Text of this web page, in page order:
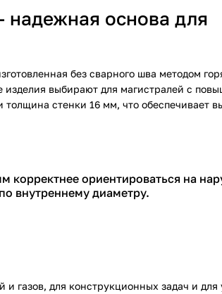
основа для
без сварного шва методом
изделия выбирают для магистралей с
стенки 16 мм, что обеспечивает
корректнее ориентироваться на
внутреннему диаметру.
газов, для конструкционных задач и для